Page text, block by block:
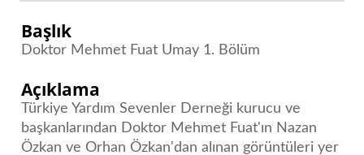
Başlık
Doktor Mehmet Fuat Umay 1. Bölüm
Açıklama
Türkiye Yardım Sevenler Derneği kurucu ve
başkanlarından Doktor Mehmet Fuat'ın Nazan
Özkan ve Orhan Özkan'dan alınan görüntüleri yer